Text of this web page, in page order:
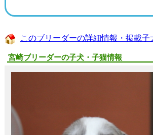
このブリーダーの詳細情報・掲載子
宮崎ブリーダーの子犬・子猫情報